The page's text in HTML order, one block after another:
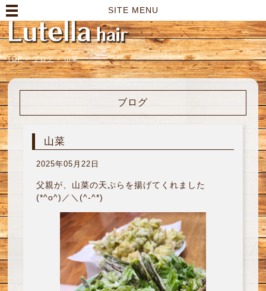
SITE MENU
TOP > ブログ > 山菜
ブログ
山菜
2025年05月22日
父親が、山菜の天ぷらを揚げてくれました
(*^o^)／＼(^-^*)